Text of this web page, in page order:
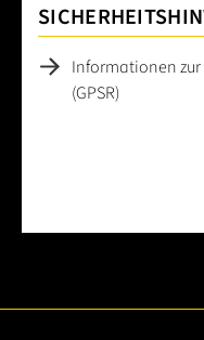
Informationen
(GPSR)